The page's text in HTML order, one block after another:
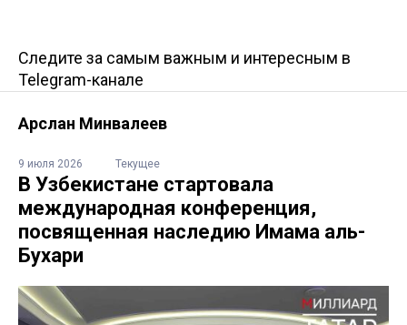
Следите за самым важным и интересным в
Telegram-канале
Арслан Минвалеев
9 июля 2026 Текущее
В Узбекистане стартовала
международная конференция,
посвященная наследию Имама аль-
Бухари